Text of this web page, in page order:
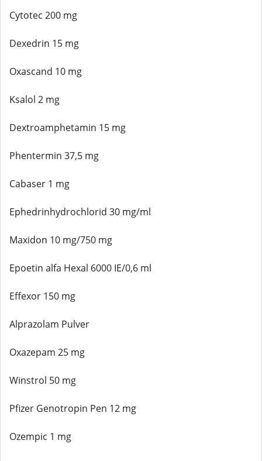
Cytotec 200 mg
Dexedrin 15 mg
Oxascand 10 mg
Ksalol 2 mg
Dextroamphetamin 15 mg
Phentermin 37,5 mg
Cabaser 1 mg
Ephedrinhydrochlorid 30 mg/ml
Maxidon 10 mg/750 mg
Epoetin alfa Hexal 6000 IE/0,6 ml
Effexor 150 mg
Alprazolam Pulver
Oxazepam 25 mg
Winstrol 50 mg
Pfizer Genotropin Pen 12 mg
Ozempic 1 mg